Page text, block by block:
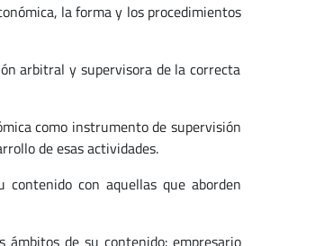
la forma y los procedimientos
arbitral y supervisora de la correcta
como instrumento de supervisión
de esas actividades.
con aquellas que aborden
de su contenido: empresario